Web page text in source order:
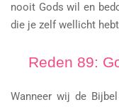
nooit Gods wil en
die je zelf wellicht
Reden 89:
Wanneer wij de